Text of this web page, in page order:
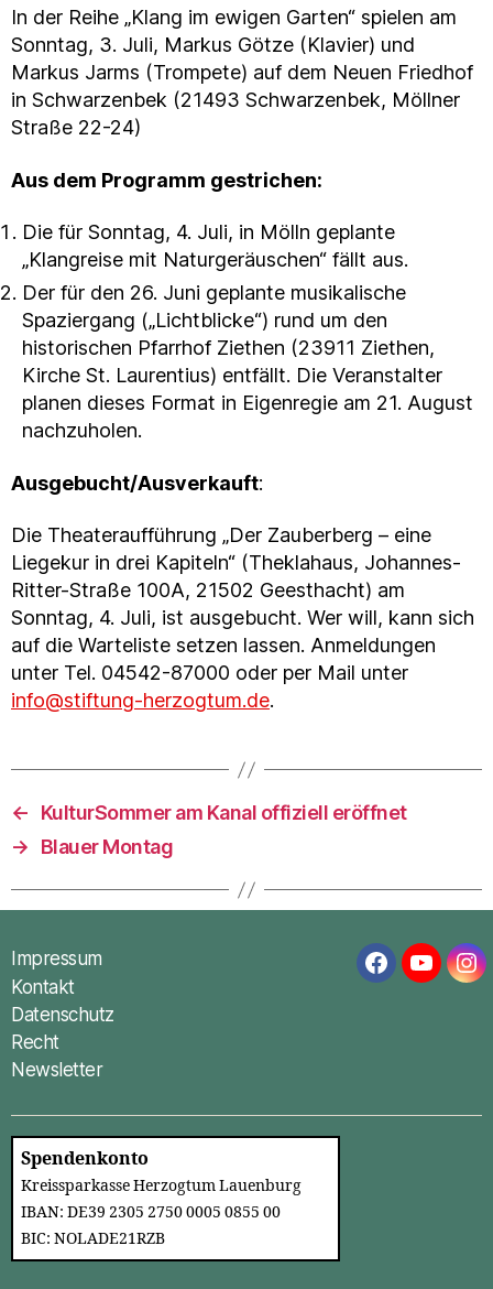
In der Reihe „Klang im ewigen Garten“ spielen am
Sonntag, 3. Juli, Markus Götze (Klavier) und
Markus Jarms (Trompete) auf dem Neuen Friedhof
in Schwarzenbek (21493 Schwarzenbek, Möllner
Straße 22-24)
Aus dem Programm gestrichen:
Die für Sonntag, 4. Juli, in Mölln geplante
„Klangreise mit Naturgeräuschen“ fällt aus.
Der für den 26. Juni geplante musikalische
Spaziergang („Lichtblicke“) rund um den
historischen Pfarrhof Ziethen (23911 Ziethen,
Kirche St. Laurentius) entfällt. Die Veranstalter
planen dieses Format in Eigenregie am 21. August
nachzuholen.
Ausgebucht/Ausverkauft:
Die Theateraufführung „Der Zauberberg – eine
Liegekur in drei Kapiteln“ (Theklahaus, Johannes-
Ritter-Straße 100A, 21502 Geesthacht) am
Sonntag, 4. Juli, ist ausgebucht. Wer will, kann sich
auf die Warteliste setzen lassen. Anmeldungen
unter Tel. 04542-87000 oder per Mail unter
info@stiftung-herzogtum.de.
←
KulturSommer am Kanal offiziell eröffnet
→
Blauer Montag
Impressum
Kontakt
Datenschutz
Recht
Newsletter
Facebook
Spendenkonto
Kreissparkasse Herzogtum Lauenburg
IBAN: DE39 2305 2750 0005 0855 00
BIC: NOLADE21RZB